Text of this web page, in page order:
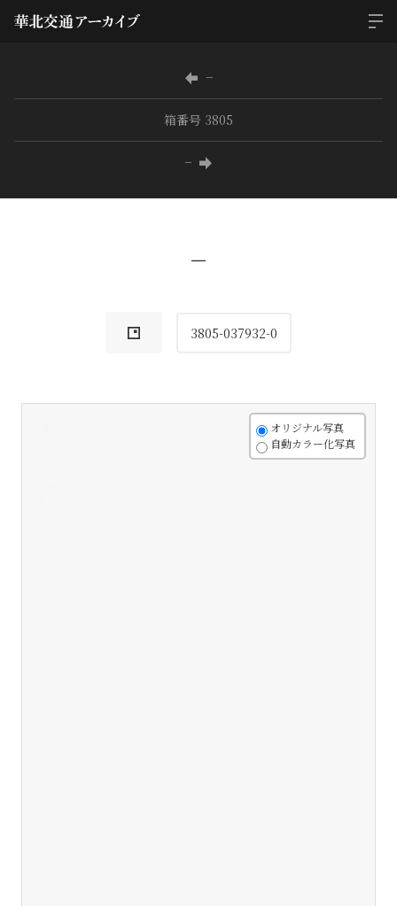
−
箱番号 3805
−
−
3805-037932-0
オリジナル写真
自動カラー化写真